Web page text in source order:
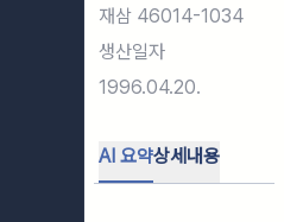
재삼 46014-1034
생산일자
1996.04.20.
AI 요약상세내용